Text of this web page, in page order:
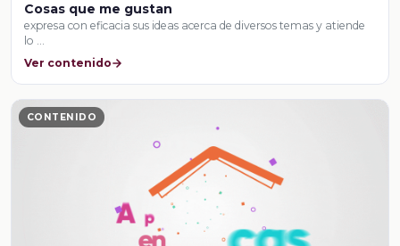
Cosas que me gustan
expresa con eficacia sus ideas acerca de diversos temas y atiende
lo …
Ver contenido
CONTENIDO